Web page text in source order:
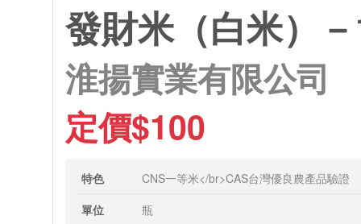
發財米（白米）
淮揚實業有限公司
定價$100
特色
CNS一等米</br>CAS台灣優良農產品驗證
單位
瓶